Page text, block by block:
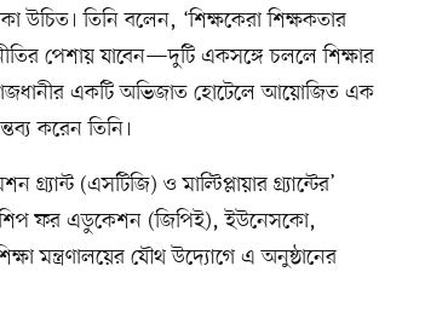
উচিত। তিনি বলেন, ‘শিক্ষকেরা শিক্ষকতার
পেশায় যাবেন—দুটি একসঙ্গে চললে শিক্ষার
একটি অভিজাত হোটেলে আয়োজিত এক
করেন তিনি।
(এসটিজি) ও মাল্টিপ্লায়ার গ্র্যান্টের’
ফর এডুকেশন (জিপিই), ইউনেসকো,
মন্ত্রণালয়ের যৌথ উদ্যোগে এ অনুষ্ঠানের